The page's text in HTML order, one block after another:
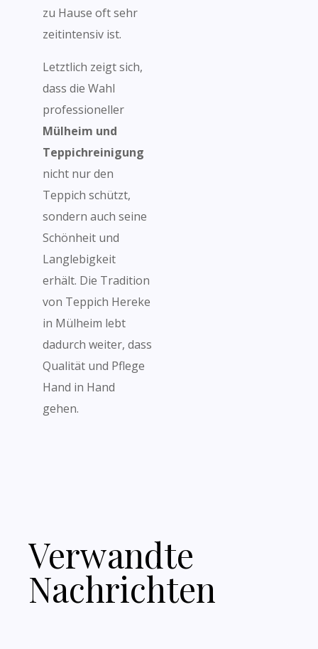
zu Hause oft sehr
zeitintensiv ist.
Letztlich zeigt sich,
dass die Wahl
professioneller
Mülheim und
Teppichreinigung
nicht nur den
Teppich schützt,
sondern auch seine
Schönheit und
Langlebigkeit
erhält. Die Tradition
von Teppich Hereke
in Mülheim lebt
dadurch weiter, dass
Qualität und Pflege
Hand in Hand
gehen.
Verwandte
Nachrichten